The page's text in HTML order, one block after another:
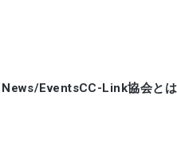
News/EventsCC-Link協会とは